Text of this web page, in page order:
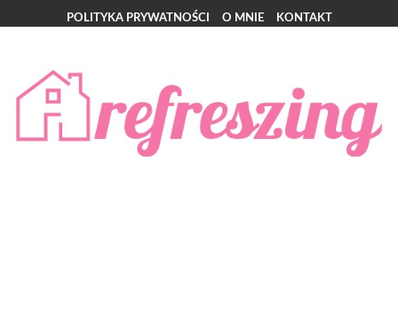
POLITYKA PRYWATNOŚCI O MNIE KONTAKT